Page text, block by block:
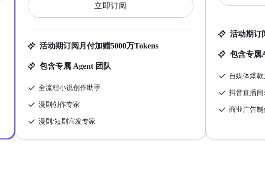
立即订阅
活动期订阅月付加赠5000万Tokens
包含专属 Agent 团队
全流程小说创作助手
漫剧创作专家
漫剧/短剧宣发专家
活动期订
包含专属
自媒体爆款
抖音直播
商业广告制